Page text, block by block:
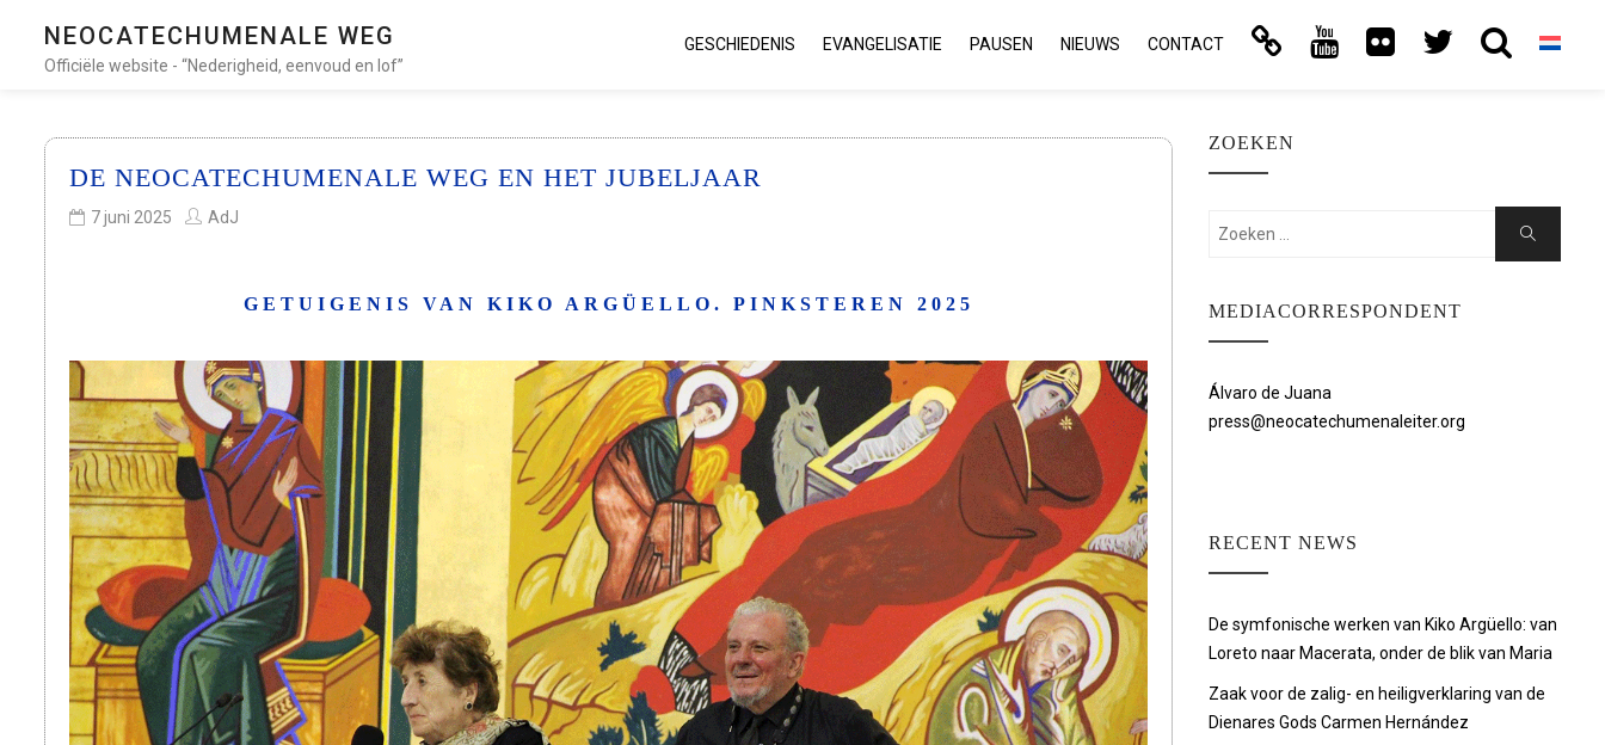
NEOCATECHUMENALE WEG
Officiële website - “Nederigheid, eenvoud en lof”
GESCHIEDENIS EVANGELISATIE PAUSEN NIEUWS CONTACT
DE NEOCATECHUMENALE WEG EN HET JUBELJAAR
7 juni 2025 AdJ
GETUIGENIS VAN KIKO ARGÜELLO. PINKSTEREN 2025
ZOEKEN
Zoeken:
Zoeken
MEDIACORRESPONDENT
Álvaro de Juana
press@neocatechumenaleiter.org
RECENT NEWS
De symfonische werken van Kiko Argüello: van
Loreto naar Macerata, onder de blik van Maria
Zaak voor de zalig- en heiligverklaring van de
Dienares Gods Carmen Hernández